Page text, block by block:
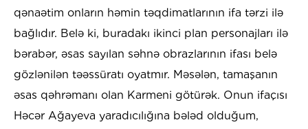
qənaətim onların həmin təqdimatlarının ifa tərzi ilə
bağlıdır. Belə ki, buradakı ikinci plan personajları ilə
bərabər, əsas sayılan səhnə obrazlarının ifası belə
gözlənilən təəssüratı oyatmır. Məsələn, tamaşanın
əsas qəhrəmanı olan Karmeni götürək. Onun ifaçısı
Həcər Ağayeva yaradıcılığına bələd olduğum,